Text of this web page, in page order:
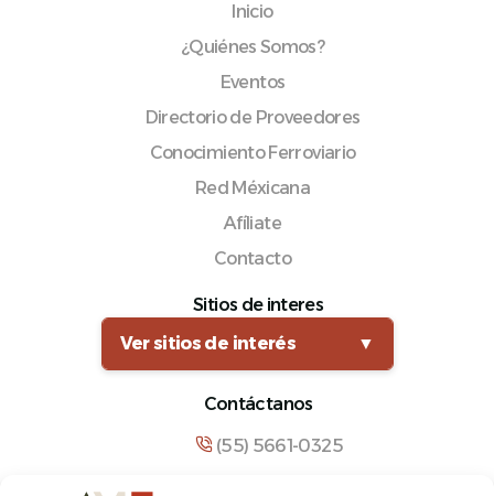
Inicio
¿Quiénes Somos?
Eventos
Directorio de Proveedores
Conocimiento Ferroviario
Red Méxicana
Afíliate
Contacto
Sitios de interes
Ver sitios de interés
▼
Contáctanos
(55) 5661-0325